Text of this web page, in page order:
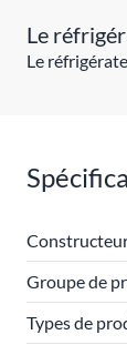
Le
Le
Groupe de
Types de